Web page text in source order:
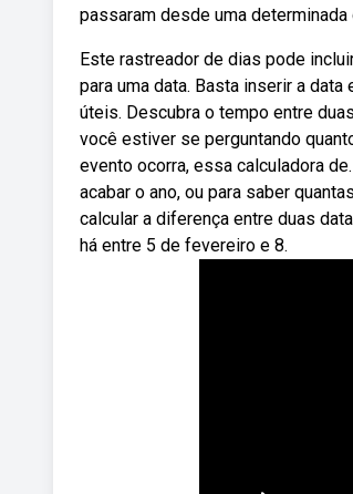
passaram desde uma determinada
Este rastreador de dias pode
para uma data. Basta inserir a
úteis. Descubra o tempo entre
você estiver se perguntando
evento ocorra, essa calculadora
acabar o ano, ou para saber
calcular a diferença entre duas
há entre 5 de fevereiro e 8.